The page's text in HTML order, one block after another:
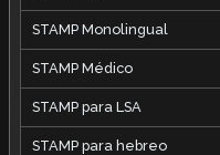
STAMP Monolingual
STAMP Médico
STAMP para LSA
STAMP para hebreo